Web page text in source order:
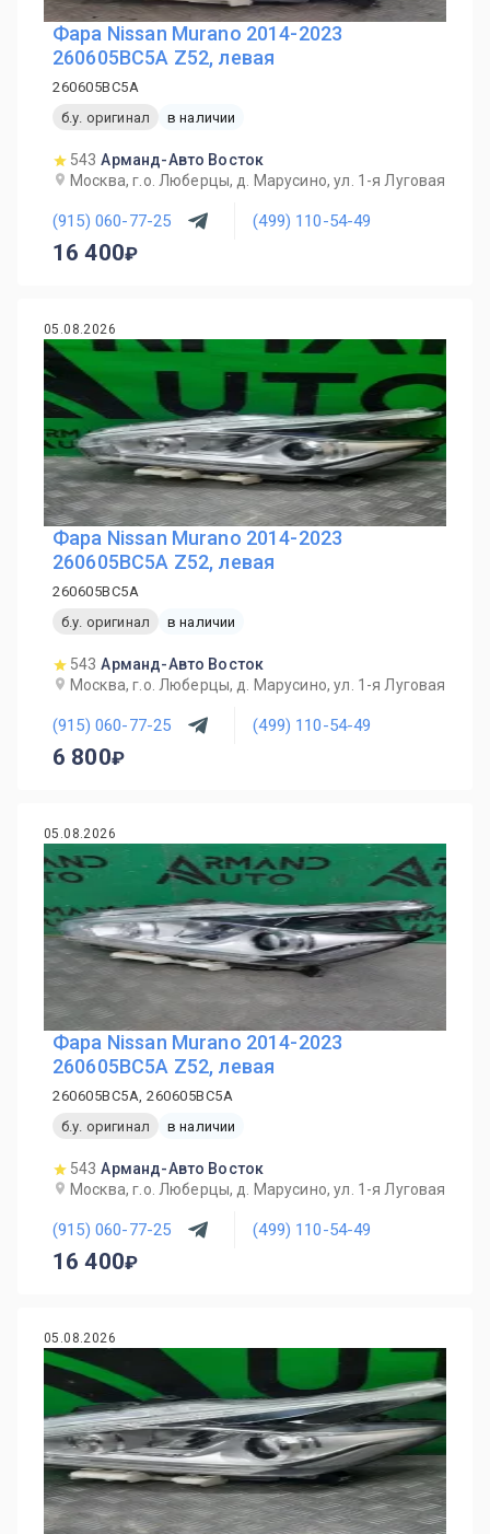
Фара Nissan Murano 2014-2023
260605BC5A Z52, левая
260605BC5A
б.у. оригинал
в наличии
543 Арманд-Авто Восток
Москва, г.о. Люберцы, д. Марусино, ул. 1-я Луговая
(915) 060-77-25 (499) 110-54-49
16 400
05.08.2026
Фара Nissan Murano 2014-2023
260605BC5A Z52, левая
260605BC5A
б.у. оригинал
в наличии
543 Арманд-Авто Восток
Москва, г.о. Люберцы, д. Марусино, ул. 1-я Луговая
(915) 060-77-25 (499) 110-54-49
6 800
05.08.2026
Фара Nissan Murano 2014-2023
260605BC5A Z52, левая
260605BC5A, 260605BC5A
б.у. оригинал
в наличии
543 Арманд-Авто Восток
Москва, г.о. Люберцы, д. Марусино, ул. 1-я Луговая
(915) 060-77-25 (499) 110-54-49
16 400
05.08.2026